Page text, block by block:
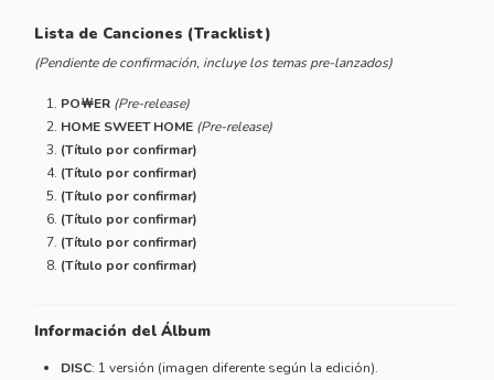
Lista de Canciones (Tracklist)
(Pendiente de confirmación, incluye los temas pre-lanzados)
PO￦ER (Pre-release)
HOME SWEET HOME (Pre-release)
(Título por confirmar)
(Título por confirmar)
(Título por confirmar)
(Título por confirmar)
(Título por confirmar)
(Título por confirmar)
Información del Álbum
DISC: 1 versión (imagen diferente según la edición).